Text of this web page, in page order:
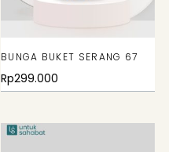
BUNGA BUKET SERANG 67
Rp299.000